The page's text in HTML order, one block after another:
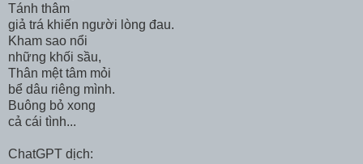
Tánh thâm
giả trá khiến người lòng đau.
Kham sao nổi
những khối sầu,
Thân mệt tâm mỏi
bể dâu riêng mình.
Buông bỏ xong
cả cái tình...
ChatGPT dịch: